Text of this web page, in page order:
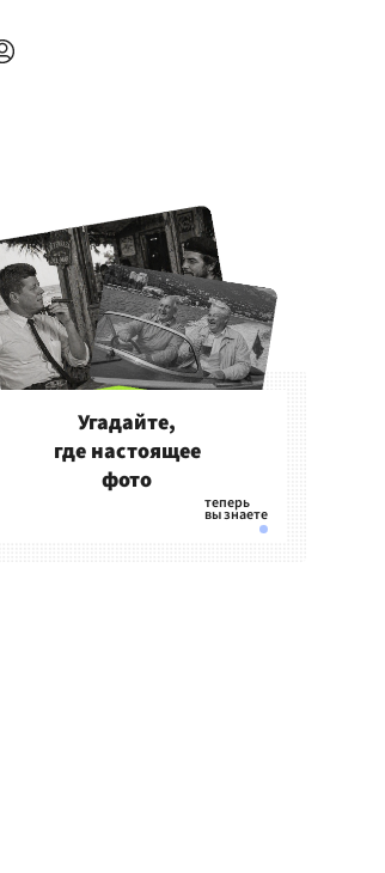
Угадайте,
где настоящее
фото